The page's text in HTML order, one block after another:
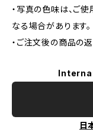
・写真の色味は、ご
なる場合があります。
・ご注文後の商品の
日